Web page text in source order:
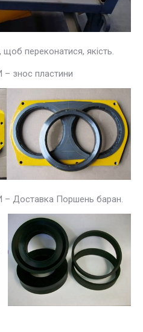
переконатися, якість.
знос пластини
Доставка Поршень баран.